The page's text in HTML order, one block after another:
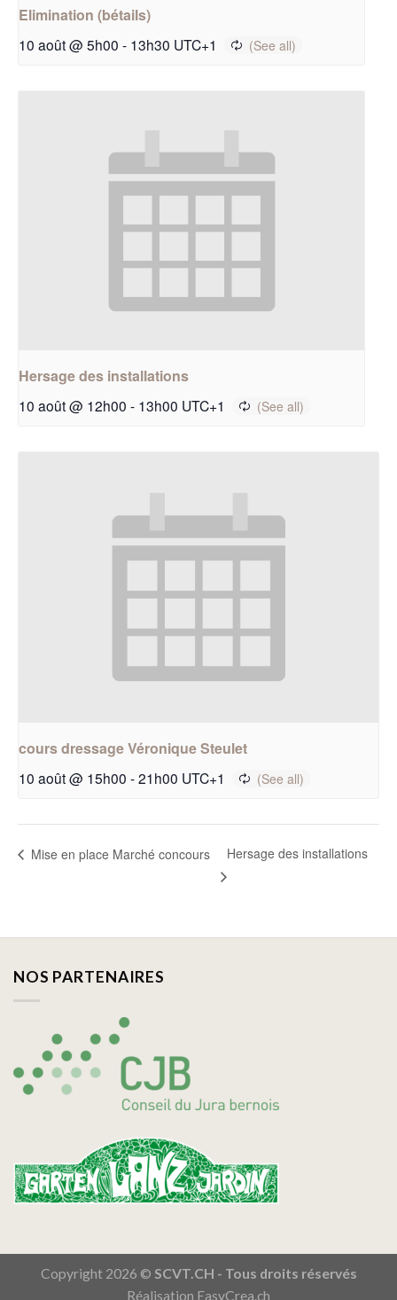
Elimination (bétails)
10 août @ 5h00 - 13h30 UTC+1
Hersage des installations
10 août @ 12h00 - 13h00 UTC+1
cours dressage Véronique Steulet
10 août @ 15h00 -21h00 UTC+1
Mise en place Marché concours Hersage des installations
NOS PARTENAIRES
Copyright 2026 © SCVT.CH - Tous droits réservés
Réalisation EasyCrea.ch